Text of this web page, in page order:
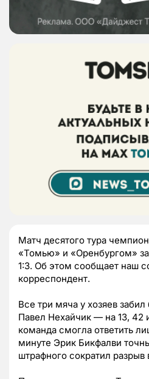
Матч десятого тура
«Томью» и «Оренбургом»
1:3. Об этом сообщает наш
корреспондент.
Все три мяча у хозяев
Павел Нехайчик — на 13, 42
команда смогла ответить
минуте Эрик Бикфалви
штрафного сократил разрыв